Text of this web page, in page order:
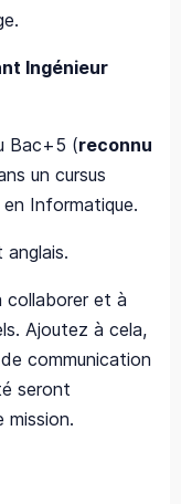
Ingénieur
Bac+5 (reconnu
un cursus
en Informatique.
et à
Ajoutez à cela,
communication
seront
mission.